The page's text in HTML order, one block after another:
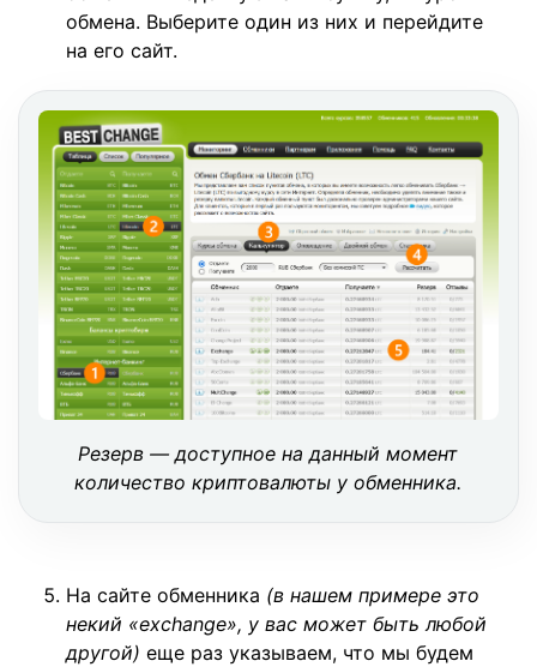
обмена. Выберите один из них и перейдите
на его сайт.
Резерв — доступное на данный момент
количество криптовалюты у обменника.
На сайте обменника (в нашем примере это
некий «exchange», у вас может быть любой
другой) еще раз указываем, что мы будем